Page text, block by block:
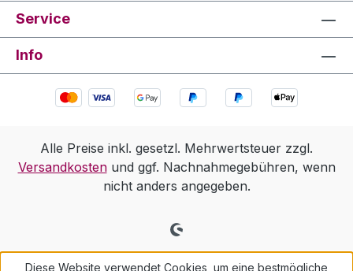
Service
Info
Alle Preise inkl. gesetzl. Mehrwertsteuer zzgl.
Versandkostenund ggf. Nachnahmegebühren, wenn
nicht anders angegeben.
Diese Website verwendet Cookies, um eine bestmögliche